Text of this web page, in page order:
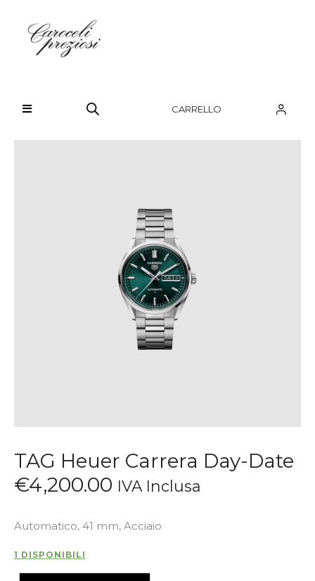
CARRELLO
CHI SIAMO
BRAND
CONTATTI
TAG Heuer Carrera Day-Date
€4,200.00 IVA Inclusa
Automatico, 41 mm, Acciaio
1 DISPONIBILI